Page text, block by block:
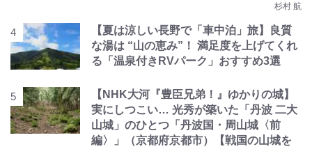
杉村 航
【夏は涼しい長野で「車中泊」旅】良質
な湯は “山の恵み”！ 満足度を上げてくれ
る「温泉付きRVパーク」おすすめ3選
【NHK大河『豊臣兄弟！』ゆかりの城】
実にしつこい… 光秀が築いた「丹波 二大
山城」のひとつ「丹波国・周山城〈前
編〉」（京都府京都市）【戦国の山城を